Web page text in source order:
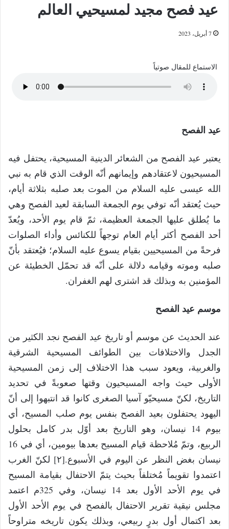
عيد فصح مجيد لمسيحيي العالم
7 أبريل، 2023
الاستماع للمقال صوتياً
عيد الفصح
يعتبر عيد الفصح من الشعائر الدينية المسيحية، يحتفل فيه
المسيحيون لاعتقادهم وإيمانهم أنّه الوقت الذي قام به نبي
الله عيسى عليه السلام من الموت بعد صلبه بثلاثة أيام،
حيث يُعتقد أنّه توفي يوم الجمعة السابقة لعيد الفصح وهي
ما يُطلق عليها الجمعة العظيمة، ثمّ قام يوم الأحد، ويُعدّ
أحد الفصح أكثر أيام العام توجهاً للكنائس وأداء الصلوات
فرحةً من المسيحيين بقيام يسوع عليه السلام؛ فيُعتقد بأنّ
صلبه وموته وقيامه دلالة على أنّه قد تحمّل الخطيئة عن
المؤمنين به وبذلك قد اشترى لهم الغفران.
موسم عيد الفصح
عند الحديث عن موسم أو تاريخ عيد الفصح نجد الكثير من
الجدل والاختلافات بين الطوائف المسيحية الشرقية
والغربية، ويعود سبب هذا الاختلاف إلى زمن المسيحية
الأولى حيث واجه المسيحيون وقتها صعوبةً في تحديد
التاريخ، لكنّ مسيحيّو آسيا الصغرى كانوا قد انتبهوا إلى أنّ
اليهود يحتفلون بعيد الفصح بنفس يوم صلب المسيح، أي
بيوم 14 نيسان، وهو التاريخ بعد أوّل بدر كامل بحلول
الربيع، وتمّ مُلاحظة قيام المسيح بعدها بيومين، أي في 16
نيسان بغض النظر عن اليوم في الأسبوع.[٢] لكنّ الغرب
اعتمدوا تقويماً مُختلفاً بحيث يتمّ الاحتفال بقيامة المسيح
في يوم الأحد الأول بعد 14 نيسان، وفي 325م اعتمد
مجلس نيقية تقرير الاحتفال بالفصح في يوم الأحد الأول
بعد اكتمال أول بدرٍ ربيعي، وبذلك يكون تاريخه متراوحاً